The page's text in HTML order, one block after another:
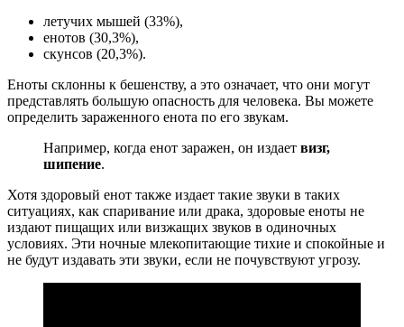
летучих мышей (33%),
енотов (30,3%),
скунсов (20,3%).
Еноты склонны к бешенству, а это означает, что они могут
представлять большую опасность для человека. Вы можете
определить зараженного енота по его звукам.
Например, когда енот заражен, он издает визг,
шипение.
Хотя здоровый енот также издает такие звуки в таких
ситуациях, как спаривание или драка, здоровые еноты не
издают пищащих или визжащих звуков в одиночных
условиях. Эти ночные млекопитающие тихие и спокойные и
не будут издавать эти звуки, если не почувствуют угрозу.